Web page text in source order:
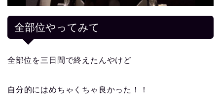
全部位やってみて
全部位を三日間で終えたんやけど
自分的にはめちゃくちゃ良かった！！